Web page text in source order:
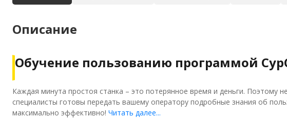
Описание
Обучение пользованию программой
Каждая минута простоя станка – это потерянное время и деньги.
специалисты готовы передать вашему оператору подробные знания об
максимально эффективно! Читать далее...